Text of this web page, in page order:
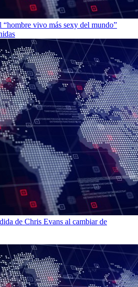
vivo más sexy del mundo”
de Chris Evans al cambiar de